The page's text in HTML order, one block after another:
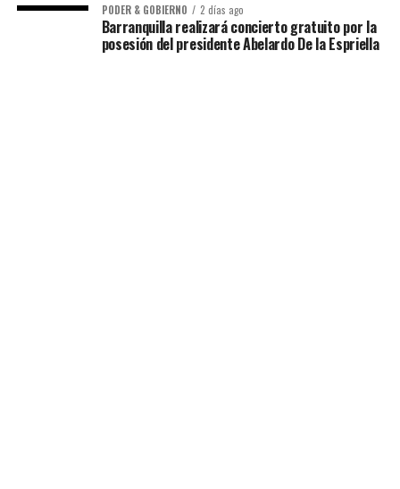
PODER & GOBIERNO 2 días ago
Barranquilla realizará concierto gratuito por la
posesión del presidente Abelardo De la Espriella